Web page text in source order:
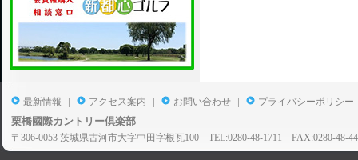
最新情報 | アクセス案内 | お問い合わせ | プライバシーポリシー
栗橋國際カントリー倶楽部
〒306-0053 茨城県古河市大字中田字根瓦100 TEL:0280-48-1711 FAX:0280-48-